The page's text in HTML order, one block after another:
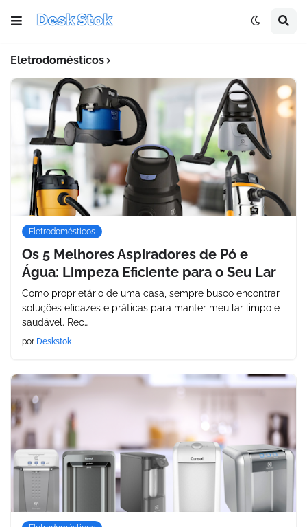
Eletrodomésticos
Eletrodomésticos
Os 5 Melhores Aspiradores de Pó e
Água: Limpeza Eficiente para o Seu Lar
Como proprietário de uma casa, sempre busco encontrar
soluções eficazes e práticas para manter meu lar limpo e
saudável. Rec…
por Deskstok